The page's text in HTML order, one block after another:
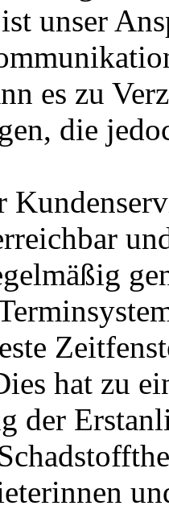
unser
es zu
die
hat zu
der